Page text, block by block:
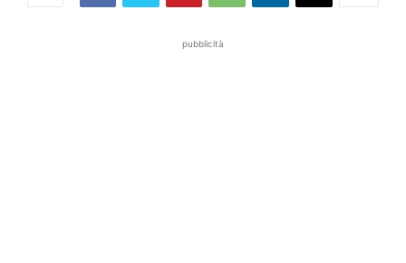
pubblicità